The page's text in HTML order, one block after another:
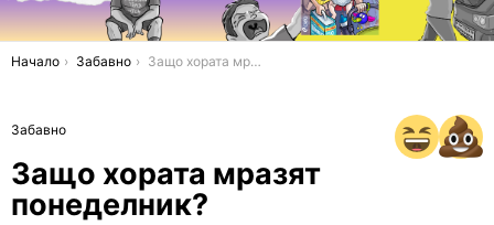
You are here:
Начало Забавно Защо хората мразят понеделник?
Забавно
Защо хората мразят
понеделник?